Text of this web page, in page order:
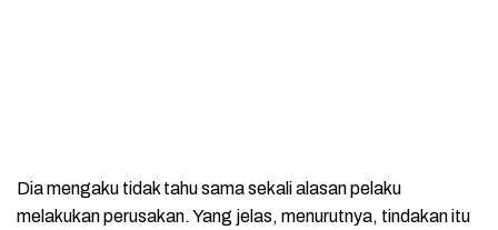
Dia mengaku tidak tahu sama sekali alasan pelaku
melakukan perusakan. Yang jelas, menurutnya, tindakan itu